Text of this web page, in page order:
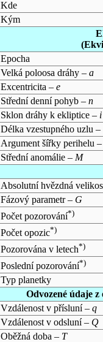
Kde
Kým
Epocha
Velká poloosa dráhy – a
Excentricita – e
Střední denní pohyb – n
Sklon dráhy k ekliptice – i
Délka vzestupného uzlu –
Argument šířky perihelu
Střední anomálie – M
Absolutní hvězdná
Fázový parametr – G
Počet pozorování*)
Počet opozic*)
Pozorována v letech*)
Poslední pozorování*)
Typ planetky
Odvozené údaje
Vzdálenost v přísluní – q
Vzdálenost v odsluní – Q
Oběžná doba – T